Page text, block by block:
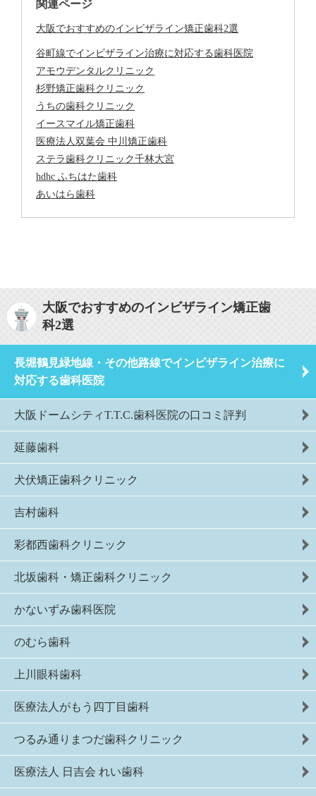
関連ページ
大阪でおすすめのインビザライン矯正歯科2選
谷町線でインビザライン治療に対応する歯科医院
アモウデンタルクリニック
杉野矯正歯科クリニック
うちの歯科クリニック
イースマイル矯正歯科
医療法人双葉会 中川矯正歯科
ステラ歯科クリニック千林大宮
hdhc ふちはた歯科
あいはら歯科
大阪でおすすめのインビザライン矯正歯
科2選
長堀鶴見緑地線・その他路線でインビザライン治療に
対応する歯科医院
大阪ドームシティT.T.C.歯科医院の口コミ評判
延藤歯科
犬伏矯正歯科クリニック
吉村歯科
彩都西歯科クリニック
北坂歯科・矯正歯科クリニック
かないずみ歯科医院
のむら歯科
上川眼科歯科
医療法人がもう四丁目歯科
つるみ通りまつだ歯科クリニック
医療法人 日吉会 れい歯科